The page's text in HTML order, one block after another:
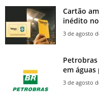
Cartão
inédito
3 de agosto
em
3 de agosto